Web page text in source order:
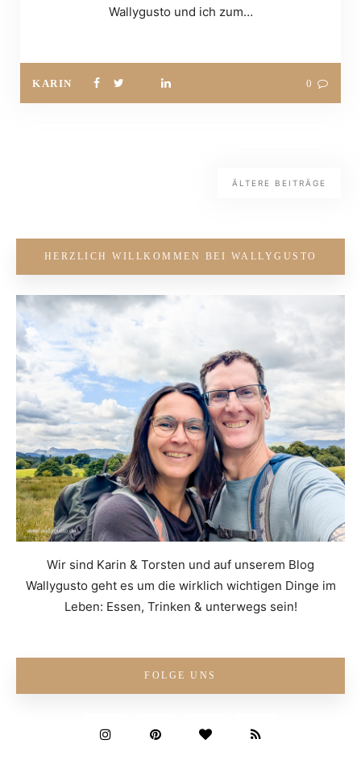
Wallygusto und ich zum…
KARIN 0
ÄLTERE BEITRÄGE
HERZLICH WILLKOMMEN BEI WALLYGUSTO
Wir sind Karin & Torsten und auf unserem Blog
Wallygusto geht es um die wirklich wichtigen Dinge im
Leben: Essen, Trinken & unterwegs sein!
FOLGE UNS